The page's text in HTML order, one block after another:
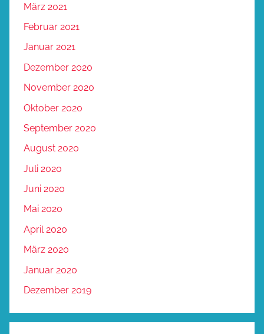
März 2021
Februar 2021
Januar 2021
Dezember 2020
November 2020
Oktober 2020
September 2020
August 2020
Juli 2020
Juni 2020
Mai 2020
April 2020
März 2020
Januar 2020
Dezember 2019